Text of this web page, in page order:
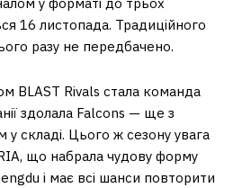
16 листопада. Традиційного
разу не передбачено.
BLAST Rivals стала команда
здолала Falcons — ще з
у складі. Цього ж сезону увага
що набрала чудову форму
і має всі шанси повторити